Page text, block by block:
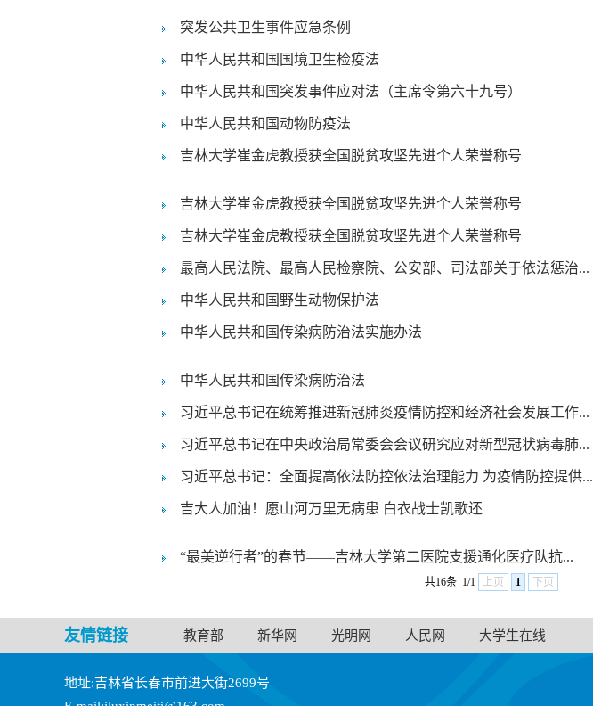
突发公共卫生事件应急条例
中华人民共和国国境卫生检疫法
中华人民共和国突发事件应对法（主席令第六十九号）
中华人民共和国动物防疫法
吉林大学崔金虎教授获全国脱贫攻坚先进个人荣誉称号
吉林大学崔金虎教授获全国脱贫攻坚先进个人荣誉称号
吉林大学崔金虎教授获全国脱贫攻坚先进个人荣誉称号
最高人民法院、最高人民检察院、公安部、司法部关于依法惩治...
中华人民共和国野生动物保护法
中华人民共和国传染病防治法实施办法
中华人民共和国传染病防治法
习近平总书记在统筹推进新冠肺炎疫情防控和经济社会发展工作...
习近平总书记在中央政治局常委会会议研究应对新型冠状病毒肺...
习近平总书记：全面提高依法防控依法治理能力 为疫情防控提供...
吉大人加油！愿山河万里无病患 白衣战士凯歌还
“最美逆行者”的春节——吉林大学第二医院支援通化医疗队抗...
共16条 1/1 上页 1 下页
友情链接 教育部 新华网 光明网 人民网 大学生在线
地址:吉林省长春市前进大街2699号